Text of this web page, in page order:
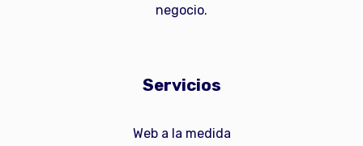
negocio.
Servicios
Web a la medida